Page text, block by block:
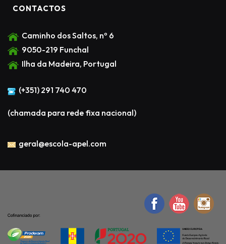
CONTACTOS
Caminho dos Saltos, nº 6
9050-219 Funchal
Ilha da Madeira, Portugal
(+351) 291 740 470
(chamada para rede fixa nacional)
geral@escola-apel.com